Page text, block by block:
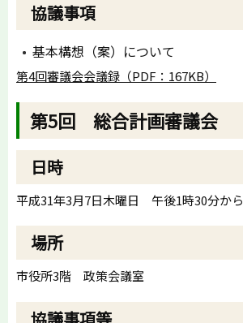
協議事項
基本構想（案）について
第4回審議会会議録（PDF：167KB）
第5回 総合計画審議会
日時
平成31年3月7日木曜日 午後1時30分から
場所
市役所3階 政策会議室